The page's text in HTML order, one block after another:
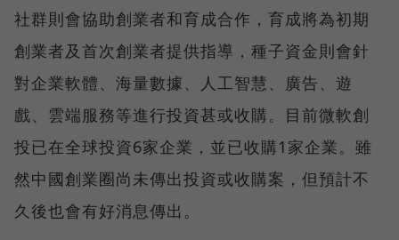
社群則會協助創業者和育成合作，育成將為初期
創業者及首次創業者提供指導，種子資金則會針
對企業軟體、海量數據、人工智慧、廣告、遊
戲、雲端服務等進行投資甚或收購。目前微軟創
投已在全球投資6家企業，並已收購1家企業。雖
然中國創業圈尚未傳出投資或收購案，但預計不
久後也會有好消息傳出。